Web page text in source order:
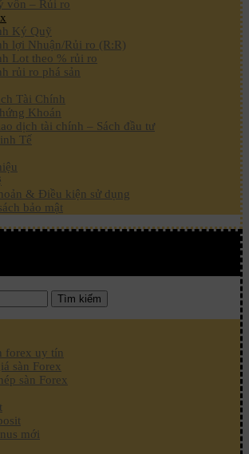
vốn – Rủi ro
Ký Quỹ
lợi Nhuận/Rủi ro (R:R)
Lot theo % rủi ro
rủi ro phá sản
Tài Chính
Khoán
dịch tài chính – Sách đầu tư
Tế
& Điều kiện sử dụng
bảo mật
Tìm kiếm
forex uy tín
sàn Forex
sàn Forex
mới